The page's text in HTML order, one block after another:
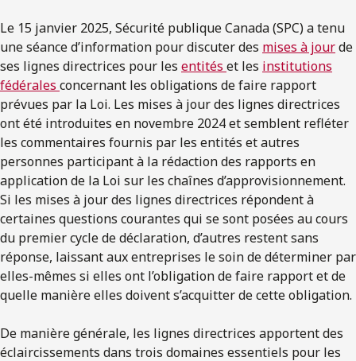
Le 15 janvier 2025, Sécurité publique Canada (SPC) a tenu
une séance d’information pour discuter des mises à jourde
ses lignes directrices pour les entités et les institutions
fédérales concernant les obligations de faire rapport
prévues par la Loi. Les mises à jour des lignes directrices
ont été introduites en novembre 2024 et semblent refléter
les commentaires fournis par les entités et autres
personnes participant à la rédaction des rapports en
application de la Loi sur les chaînes d’approvisionnement.
Si les mises à jour des lignes directrices répondent à
certaines questions courantes qui se sont posées au cours
du premier cycle de déclaration, d’autres restent sans
réponse, laissant aux entreprises le soin de déterminer par
elles-mêmes si elles ont l’obligation de faire rapport et de
quelle manière elles doivent s’acquitter de cette obligation.
De manière générale, les lignes directrices apportent des
éclaircissements dans trois domaines essentiels pour les